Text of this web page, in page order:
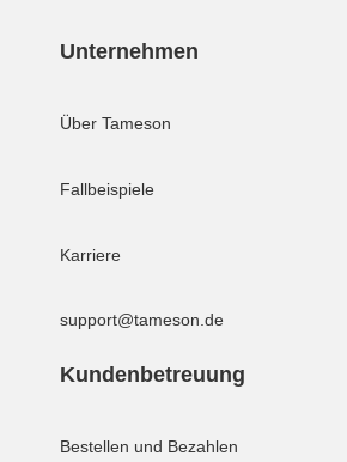
Unternehmen
Über Tameson
Fallbeispiele
Karriere
support@tameson.de
Kundenbetreuung
Bestellen und Bezahlen